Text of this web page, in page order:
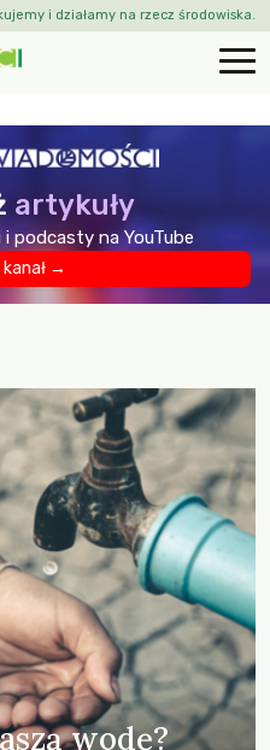
i działamy na rzecz środowiska.
artykuły
podcasty na YouTube
→
wodę?